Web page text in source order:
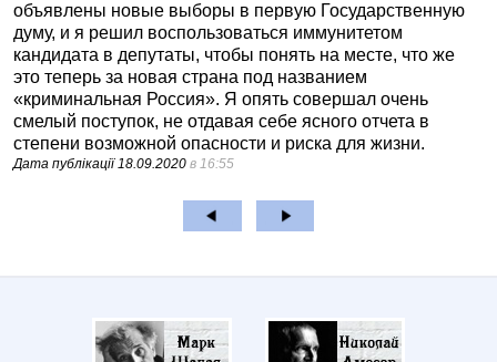
объявлены новые выборы в первую Государственную
думу, и я решил воспользоваться иммунитетом
кандидата в депутаты, чтобы понять на месте, что же
это теперь за новая страна под названием
«криминальная Россия». Я опять совершал очень
смелый поступок, не отдавая себе ясного отчета в
степени возможной опасности и риска для жизни.
Дата публікації18.09.2020 в 16:55